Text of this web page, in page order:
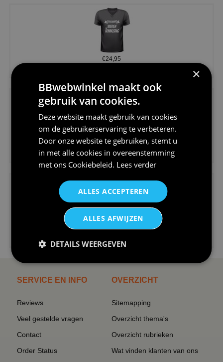
€24,95
€24,95
V-hals shirt rood wit blauw st...
€24,95
SERVICE EN INFO
Reviews
Veel gestelde vragen
Contact
Order Status
OVERZICHT
Sitemapping
Overzicht thema's
Overzicht rubrieken
Wat vinden klanten van ons
×
BBwebwinkel maakt ook
gebruik van cookies.
Deze website maakt gebruik van cookies
om de gebruikerservaring te verbeteren.
Door onze website te gebruiken, stemt u
in met alle cookies in overeenstemming
met ons Cookiebeleid. Lees verder
ALLES ACCEPTEREN
ALLES AFWIJZEN
DETAILS WEERGEVEN